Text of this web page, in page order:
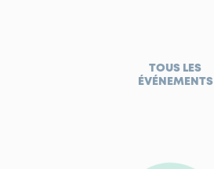
TOUS LES
ÉVÉNEMENTS